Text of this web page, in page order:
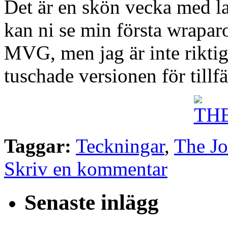
Det är en skön vecka med
kan ni se min första
MVG, men jag är inte
tuschade versionen för
Taggar: Teckningar, The
Skriv en kommentar
Senaste inlägg